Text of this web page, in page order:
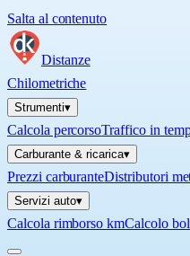
Salta al contenuto
Distanze
Chilometriche
Strumenti▾
Calcola percorsoTraffico in
Carburante & ricarica▾
Prezzi carburanteDistributori
Servizi auto▾
Calcola rimborso kmCalcolo